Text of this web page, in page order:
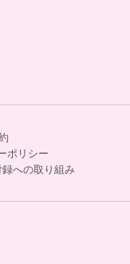
ポリシー
への取り組み